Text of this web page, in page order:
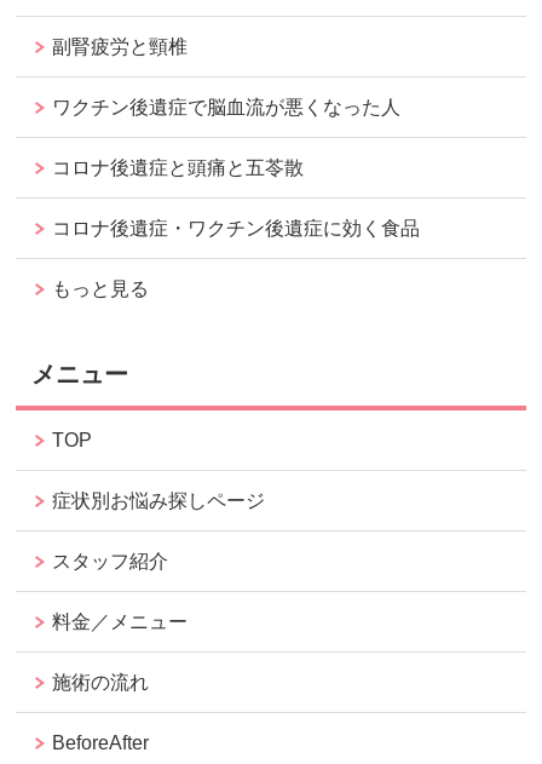
副腎疲労と頸椎
ワクチン後遺症で脳血流が悪くなった人
コロナ後遺症と頭痛と五苓散
コロナ後遺症・ワクチン後遺症に効く食品
もっと見る
メニュー
TOP
症状別お悩み探しページ
スタッフ紹介
料金／メニュー
施術の流れ
BeforeAfter